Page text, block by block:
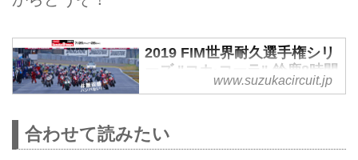
2019 FIM世界耐久選手権シリ
ーズ "コカ·コーラ" 鈴鹿8時間
耐久ロードレース
"コカ·コーラ" 鈴鹿8時間耐久ロー
ドレース 7月25日（木）～28日
www.suzukacircuit.jp
合わせて読みたい